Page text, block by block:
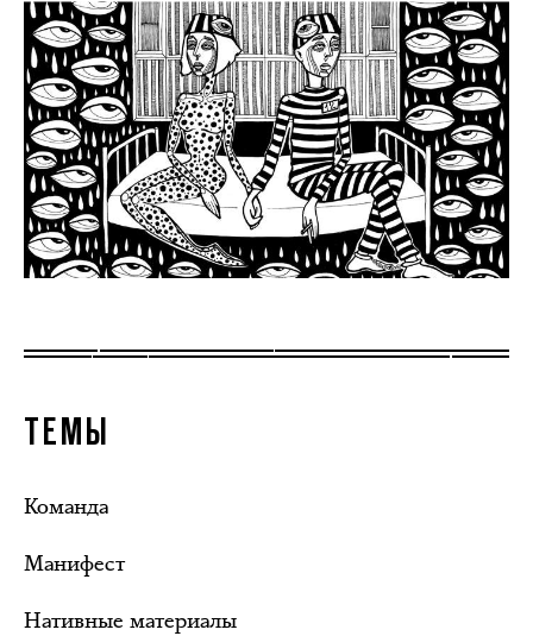
ТЕМЫ
Команда
Манифест
Нативные материалы